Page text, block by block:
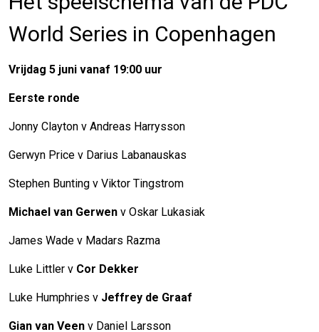
World Series in Copenhagen
Vrijdag 5 juni vanaf 19:00 uur
Eerste ronde
Jonny Clayton v Andreas Harrysson
Gerwyn Price v Darius Labanauskas
Stephen Bunting v Viktor Tingstrom
Michael van Gerwen v Oskar Lukasiak
James Wade v Madars Razma
Luke Littler v Cor Dekker
Luke Humphries v Jeffrey de Graaf
Gian van Veen v Daniel Larsson